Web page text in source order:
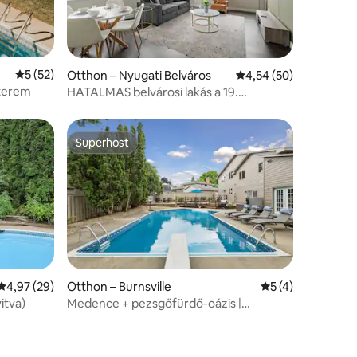
Átlagos értékelés: 5/5, 52 vélemény
5 (52)
Otthon – Nyugati Belváros Átlagos értékelés: 5/
4,54 (50)
HATALMAS belvárosi lakás a 19.
értékelés: 5/4,97, 29 vélemény
4,97 (29)
Superhost
Superhost
Otthon – Burnsville Átlagos
5 (4)
Medence + pezsgőfürdő-oázis |